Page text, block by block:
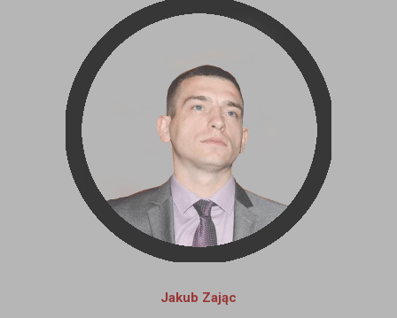
Jakub Zając